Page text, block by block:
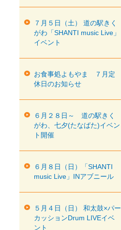
７月５日（土） 道の駅きく
がわ「SHANTI music Live」
イベント
お食事処よもやま ７月定
休日のお知らせ
６月２８日～ 道の駅きく
がわ、七夕(たなばた)イベン
ト開催
６月８日（日）「SHANTI
music Live」INアブニール
５月４日（日） 和太鼓×パー
カッションDrum LIVEイベ
ント